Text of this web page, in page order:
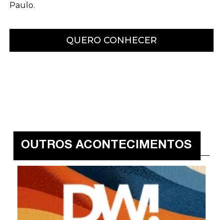
Paulo.
QUERO CONHECER
OUTROS ACONTECIMENTOS